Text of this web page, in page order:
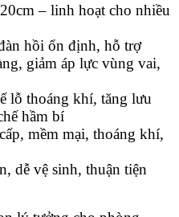
– linh hoạt cho nhiều
hồi ổn định, hỗ trợ
giảm áp lực vùng vai,
lỗ thoáng khí, tăng lưu
hầm bí
mềm mại, thoáng khí,
dễ vệ sinh, thuận tiện